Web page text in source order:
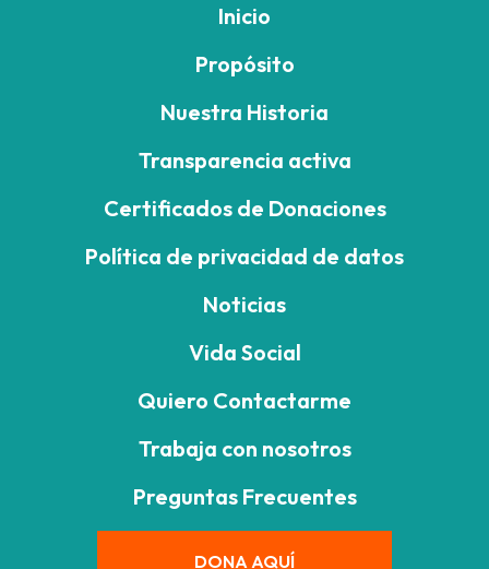
Inicio
Propósito
Nuestra Historia
Transparencia activa
Certificados de Donaciones
Política de privacidad de datos
Noticias
Vida Social
Quiero Contactarme
Trabaja con nosotros
Preguntas Frecuentes
DONA AQUÍ